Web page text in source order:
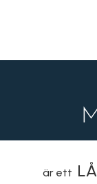
är ett